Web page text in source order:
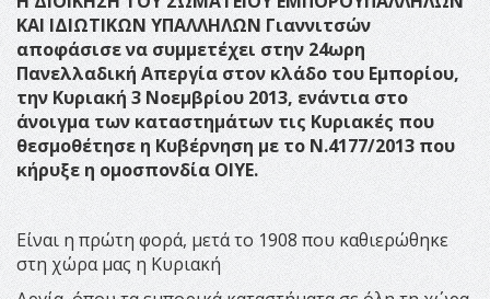
ΚΑΙ ΙΔΙΩΤΙΚΩΝ ΥΠΑΛΛΗΛΩΝ Γιαννιτσών
αποφάσισε να συμμετέχει στην 24ωρη
Πανελλαδική Απεργία στον κλάδο του Εμπορίου,
την Κυριακή 3 Νοεμβρίου 2013, ενάντια στο
άνοιγμα των καταστημάτων τις Κυριακές που
θεσμοθέτησε η Κυβέρνηση με το Ν.4177/2013 που
κήρυξε η ομοσπονδία ΟΙΥΕ.
Είναι η πρώτη φορά, μετά το 1908 που καθιερώθηκε
στη χώρα μας η Κυριακή